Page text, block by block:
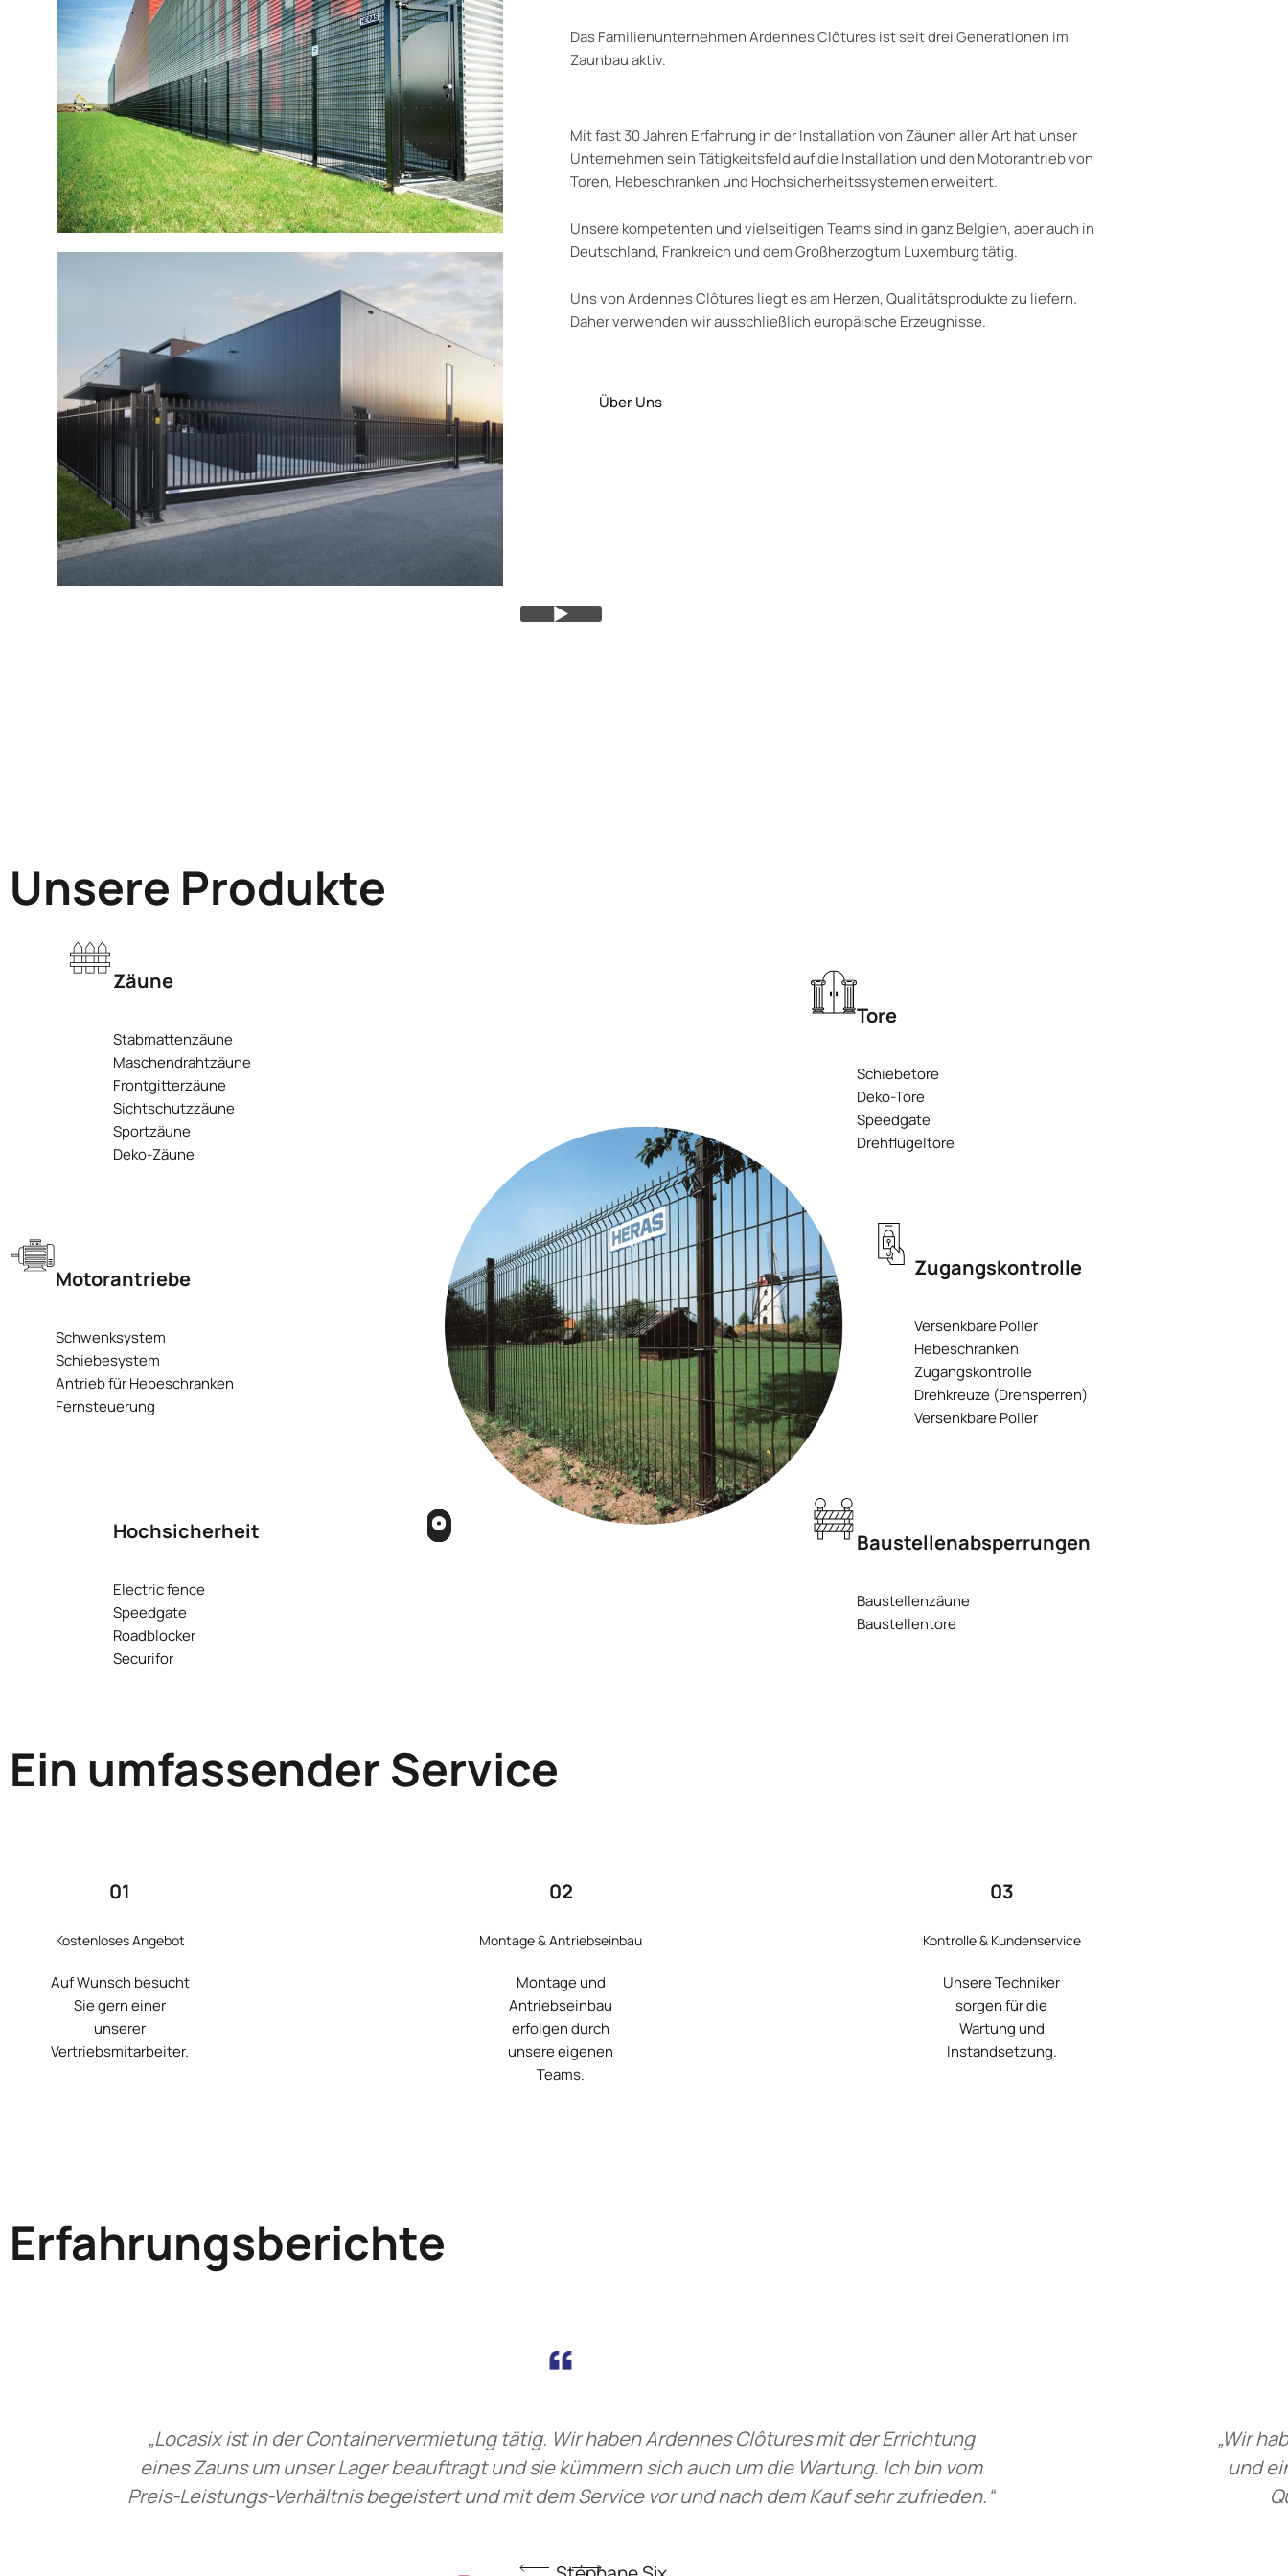
Das Familienunternehmen Ardennes Clôtures ist seit drei Generationen im
Zaunbau aktiv.
Mit fast 30 Jahren Erfahrung in der Installation von Zäunen aller Art hat unser
Unternehmen sein Tätigkeitsfeld auf die Installation und den Motorantrieb von
Toren, Hebeschranken und Hochsicherheitssystemen erweitert.
Unsere kompetenten und vielseitigen Teams sind in ganz Belgien, aber auch in
Deutschland, Frankreich und dem Großherzogtum Luxemburg tätig.
Uns von Ardennes Clôtures liegt es am Herzen, Qualitätsprodukte zu liefern.
Daher verwenden wir ausschließlich europäische Erzeugnisse.
Über Uns
Unsere Produkte
Zäune
Stabmattenzäune
Maschendrahtzäune
Frontgitterzäune
Sichtschutzzäune
Sportzäune
Deko-Zäune
Motorantriebe
Schwenksystem
Schiebesystem
Antrieb für Hebeschranken
Fernsteuerung
Hochsicherheit
Electric fence
Speedgate
Roadblocker
Securifor
Tore
Schiebetore
Deko-Tore
Speedgate
Drehflügeltore
Zugangskontrolle
Versenkbare Poller
Hebeschranken
Zugangskontrolle
Drehkreuze (Drehsperren)
Versenkbare Poller
Baustellenabsperrungen
Baustellenzäune
Baustellentore
Ein umfassender Service
01
Kostenloses Angebot
Auf Wunsch besucht
Sie gern einer
unserer
Vertriebsmitarbeiter.
02
Montage & Antriebseinbau
Montage und
Antriebseinbau
erfolgen durch
unsere eigenen
Teams.
03
Kontrolle & Kundenservice
Unsere Techniker
sorgen für die
Wartung und
Instandsetzung.
Erfahrungsberichte
„Locasix ist in der Containervermietung tätig. Wir haben Ardennes Clôtures mit der Errichtung
eines Zauns um unser Lager beauftragt und sie kümmern sich auch um die Wartung. Ich bin vom
Preis-Leistungs-Verhältnis begeistert und mit dem Service vor und nach dem Kauf sehr zufrieden.“
„Wir
und